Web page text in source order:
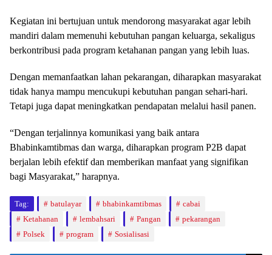
Kegiatan ini bertujuan untuk mendorong masyarakat agar lebih
mandiri dalam memenuhi kebutuhan pangan keluarga, sekaligus
berkontribusi pada program ketahanan pangan yang lebih luas.
Dengan memanfaatkan lahan pekarangan, diharapkan masyarakat
tidak hanya mampu mencukupi kebutuhan pangan sehari-hari.
Tetapi juga dapat meningkatkan pendapatan melalui hasil panen.
“Dengan terjalinnya komunikasi yang baik antara
Bhabinkamtibmas dan warga, diharapkan program P2B dapat
berjalan lebih efektif dan memberikan manfaat yang signifikan
bagi Masyarakat,” harapnya.
Tag: batulayar bhabinkamtibmas
cabai
Ketahanan
lembahsari Pangan
pekarangan
Polsek
program Sosialisasi